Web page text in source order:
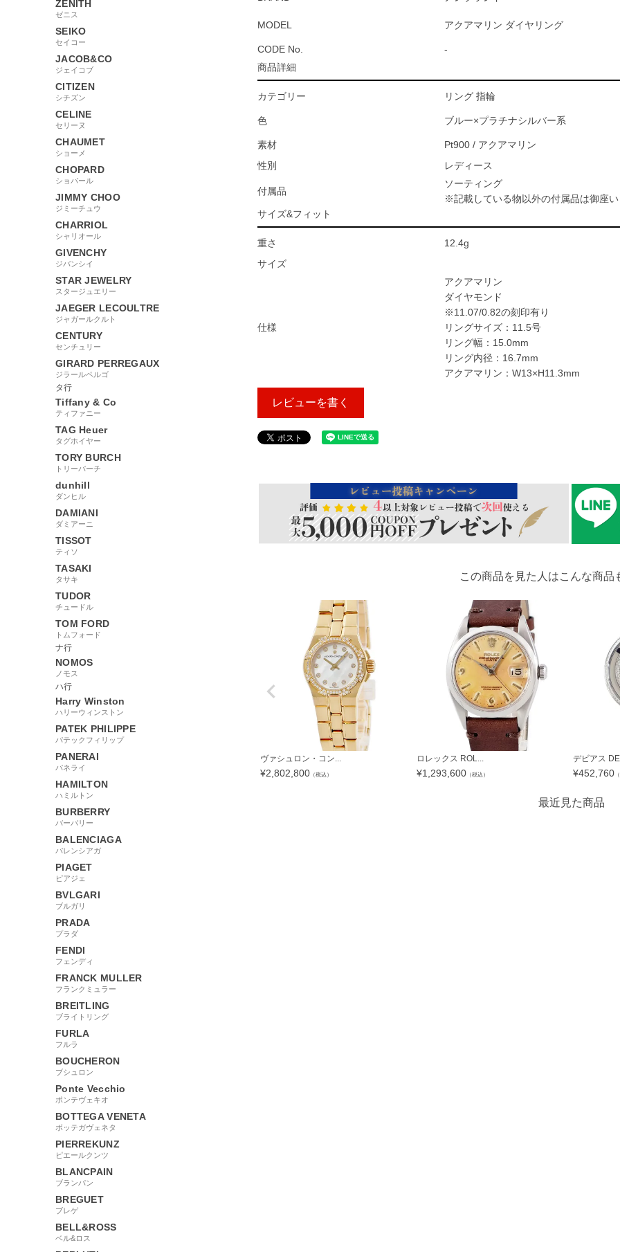
ZENITH
ゼニス
SEIKO
セイコー
JACOB&CO
ジェイコブ
CITIZEN
シチズン
CELINE
セリーヌ
CHAUMET
ショーメ
CHOPARD
ショパール
JIMMY CHOO
ジミーチュウ
CHARRIOL
シャリオール
GIVENCHY
ジバンシイ
STAR JEWELRY
スタージュエリー
JAEGER LECOULTRE
ジャガールクルト
CENTURY
センチュリー
GIRARD PERREGAUX
ジラールペルゴ
タ行
Tiffany & Co
ティファニー
TAG Heuer
タグホイヤー
TORY BURCH
トリーバーチ
dunhill
ダンヒル
DAMIANI
ダミアーニ
TISSOT
ティソ
TASAKI
タサキ
TUDOR
チュードル
TOM FORD
トムフォード
ナ行
NOMOS
ノモス
ハ行
Harry Winston
ハリーウィンストン
PATEK PHILIPPE
パテックフィリップ
PANERAI
パネライ
HAMILTON
ハミルトン
BURBERRY
バーバリー
BALENCIAGA
バレンシアガ
PIAGET
ピアジェ
BVLGARI
ブルガリ
PRADA
プラダ
FENDI
フェンディ
FRANCK MULLER
フランクミュラー
BREITLING
ブライトリング
FURLA
フルラ
BOUCHERON
ブシュロン
Ponte Vecchio
ポンテヴェキオ
BOTTEGA VENETA
ボッテガヴェネタ
PIERREKUNZ
ピエールクンツ
BLANCPAIN
ブランパン
BREGUET
ブレゲ
BELL&ROSS
ベル&ロス
MODEL アクアマリン ダイヤリング
CODE No.
-
商品詳細
カテゴリー リング 指輪
色 ブルー×プラチナシルバー系
素材
Pt900 / アクアマリン
性別
レディース
付属品
ソーティング
※記載している物以外の付属品は御座
サイズ&フィット
重さ
12.4g
サイズ
仕様
アクアマリン
ダイヤモンド
※11.07/0.82の刻印有り
リングサイズ：11.5号
リング幅：15.0mm
リング内径：16.7mm
アクアマリン：W13×H11.3mm
レビューを書く
この商品を見た人はこんな商品
ヴァシュロン・コン...
¥2,802,800 （税込）
ロレックス ROL...
¥1,293,600 （税込）
デビアス
¥452,760
最近見た商品